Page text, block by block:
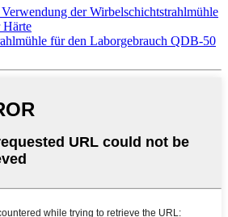
der Wirbelschichtstrahlmühle
Härte
für den Laborgebrauch QDB-50